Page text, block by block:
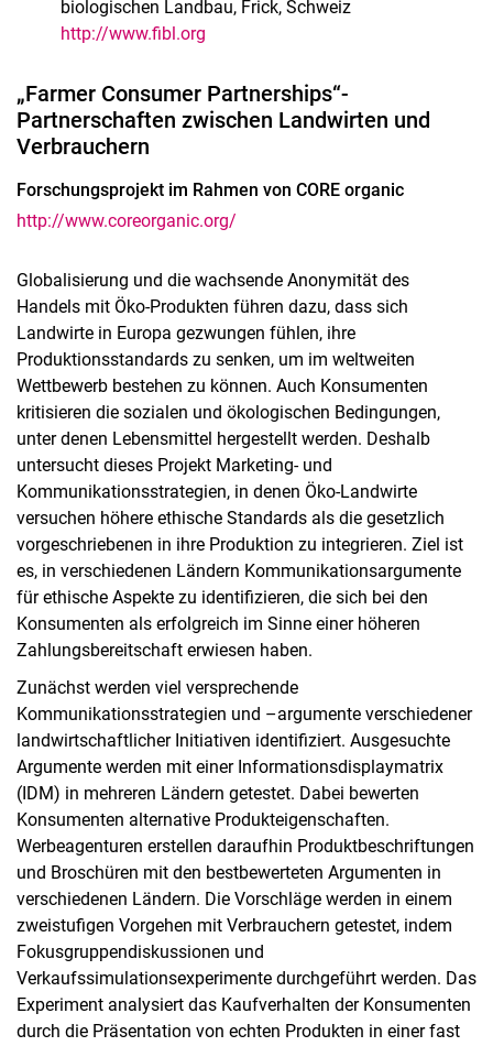
biologischen Landbau, Frick, Schweiz
http://www.fibl.org
„Farmer Consumer Partnerships“-
Partnerschaften zwischen Landwirten und
Verbrauchern
Forschungsprojekt im Rahmen von CORE organic
http://www.coreorganic.org/
Globalisierung und die wachsende Anonymität des
Handels mit Öko-Produkten führen dazu, dass sich
Landwirte in Europa gezwungen fühlen, ihre
Produktionsstandards zu senken, um im weltweiten
Wettbewerb bestehen zu können. Auch Konsumenten
kritisieren die sozialen und ökologischen Bedingungen,
unter denen Lebensmittel hergestellt werden. Deshalb
untersucht dieses Projekt Marketing- und
Kommunikationsstrategien, in denen Öko-Landwirte
versuchen höhere ethische Standards als die gesetzlich
vorgeschriebenen in ihre Produktion zu integrieren. Ziel ist
es, in verschiedenen Ländern Kommunikationsargumente
für ethische Aspekte zu identifizieren, die sich bei den
Konsumenten als erfolgreich im Sinne einer höheren
Zahlungsbereitschaft erwiesen haben.
Zunächst werden viel versprechende
Kommunikationsstrategien und –argumente verschiedener
landwirtschaftlicher Initiativen identifiziert. Ausgesuchte
Argumente werden mit einer Informationsdisplaymatrix
(IDM) in mehreren Ländern getestet. Dabei bewerten
Konsumenten alternative Produkteigenschaften.
Werbeagenturen erstellen daraufhin Produktbeschriftungen
und Broschüren mit den bestbewerteten Argumenten in
verschiedenen Ländern. Die Vorschläge werden in einem
zweistufigen Vorgehen mit Verbrauchern getestet, indem
Fokusgruppendiskussionen und
Verkaufssimulationsexperimente durchgeführt werden. Das
Experiment analysiert das Kaufverhalten der Konsumenten
durch die Präsentation von echten Produkten in einer fast